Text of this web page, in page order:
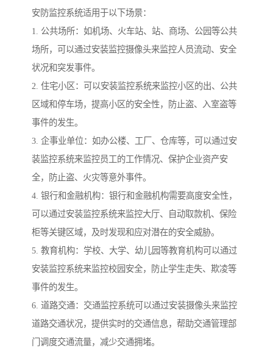
安防监控系统适用于以下场景：
1. 公共场所：如机场、火车站、站、商场、公园等公共
场所，可以通过安装监控摄像头来监控人员流动、安全
状况和突发事件。
2. 住宅小区：可以安装监控系统来监控小区的出、公共
区域和停车场，提高小区的安全性，防止盗、入室盗等
事件的发生。
3. 企事业单位：如办公楼、工厂、仓库等，可以通过安
装监控系统来监控员工的工作情况、保护企业资产安
全，防止盗、火灾等意外事件。
4. 银行和金融机构：银行和金融机构需要高度安全性，
可以通过安装监控系统来监控大厅、自动取款机、保险
柜等关键区域，及时发现和应对潜在的安全威胁。
5. 教育机构：学校、大学、幼儿园等教育机构可以通过
安装监控系统来监控校园安全，防止学生走失、欺凌等
事件的发生。
6. 道路交通：交通监控系统可以通过安装摄像头来监控
道路交通状况，提供实时的交通信息，帮助交通管理部
门调度交通流量，减少交通拥堵。